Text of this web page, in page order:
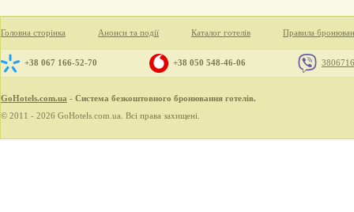
Головна сторінка Анонси та події Каталог готелів Правила
+38 067 166-52-70 +38 050 548-46-06
GoHotels.com.ua - Система безкоштовного бронювання готелів.
© 2011 - 2026 GoHotels.com.ua. Всі права захищені.